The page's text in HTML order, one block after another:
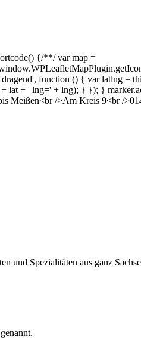
{/**/ var map =
function () { var latlng =
lat + ' lng=' + lng); } }); }
Meißen<br />Am Kreis 9<br /
und Spezialitäten aus ganz